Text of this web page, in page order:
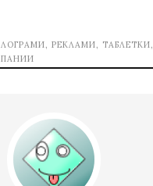
, РЕКЛАМИ, ТАБЛЕТКИ,